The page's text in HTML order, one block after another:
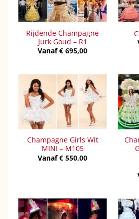
Rijdende Champagne
Jurk Goud – R1
Vanaf€ 695,00
Champagne Girls Wit
MINI – M105
Vanaf€ 550,00